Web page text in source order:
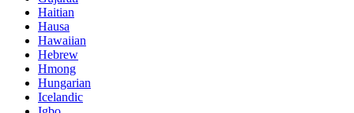
Haitian
Hausa
Hawaiian
Hebrew
Hmong
Hungarian
Icelandic